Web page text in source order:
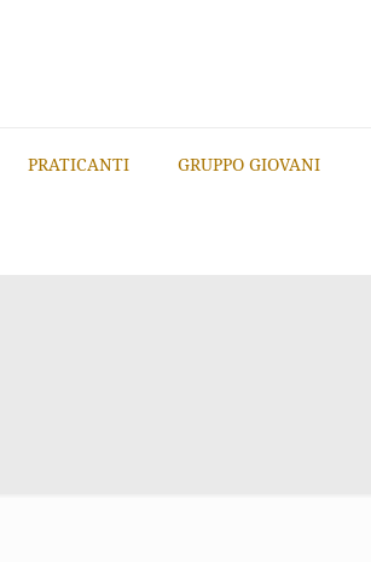
PRATICANTI GRUPPO GIOVANI